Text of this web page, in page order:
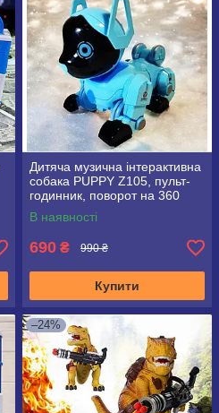
Дитяча музична інтерактивна
собака PUPPY Z105, пульт-
годинник, поворот на 360
В наявності
690 ₴ 990 ₴
Купити
–24%